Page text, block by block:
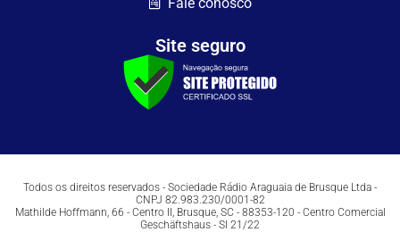
Site seguro
Todos os direitos reservados - Sociedade Rádio Araguaia de Brusque Ltda -
CNPJ 82.983.230/0001-82
Mathilde Hoffmann, 66 - Centro II, Brusque, SC - 88353-120 - Centro Comercial
Geschäftshaus - Sl 21/22